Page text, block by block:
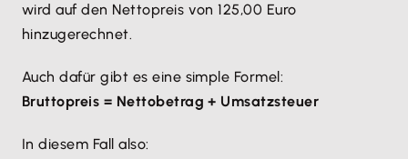
wird auf den Nettopreis von 125,00 Euro
hinzugerechnet.
Auch dafür gibt es eine simple Formel:
Bruttopreis = Nettobetrag + Umsatzsteuer
In diesem Fall also: